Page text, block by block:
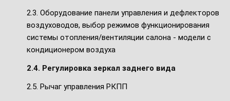
2.3. Оборудование панели управления и дефлекторов
воздуховодов, выбор режимов функционирования
системы отопления/вентиляции салона - модели с
кондиционером воздуха
2.4. Регулировка зеркал заднего вида
2.5. Рычаг управления РКПП